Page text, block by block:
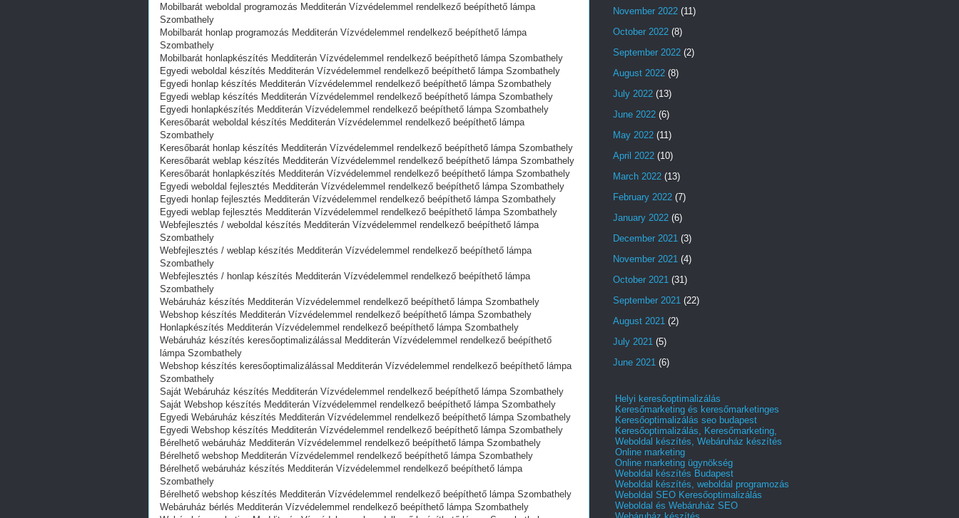
Mobilbarát weboldal programozás Medditerán Vízvédelemmel rendelkező beépíthető lámpa
Szombathely
Mobilbarát honlap programozás Medditerán Vízvédelemmel rendelkező beépíthető lámpa
Szombathely
Mobilbarát honlapkészítés Medditerán Vízvédelemmel rendelkező beépíthető lámpa Szombathely
Egyedi weboldal készítés Medditerán Vízvédelemmel rendelkező beépíthető lámpa Szombathely
Egyedi honlap készítés Medditerán Vízvédelemmel rendelkező beépíthető lámpa Szombathely
Egyedi weblap készítés Medditerán Vízvédelemmel rendelkező beépíthető lámpa Szombathely
Egyedi honlapkészítés Medditerán Vízvédelemmel rendelkező beépíthető lámpa Szombathely
Keresőbarát weboldal készítés Medditerán Vízvédelemmel rendelkező beépíthető lámpa
Szombathely
Keresőbarát honlap készítés Medditerán Vízvédelemmel rendelkező beépíthető lámpa Szombathely
Keresőbarát weblap készítés Medditerán Vízvédelemmel rendelkező beépíthető lámpa Szombathely
Keresőbarát honlapkészítés Medditerán Vízvédelemmel rendelkező beépíthető lámpa Szombathely
Egyedi weboldal fejlesztés Medditerán Vízvédelemmel rendelkező beépíthető lámpa Szombathely
Egyedi honlap fejlesztés Medditerán Vízvédelemmel rendelkező beépíthető lámpa Szombathely
Egyedi weblap fejlesztés Medditerán Vízvédelemmel rendelkező beépíthető lámpa Szombathely
Webfejlesztés / weboldal készítés Medditerán Vízvédelemmel rendelkező beépíthető lámpa
Szombathely
Webfejlesztés / weblap készítés Medditerán Vízvédelemmel rendelkező beépíthető lámpa
Szombathely
Webfejlesztés / honlap készítés Medditerán Vízvédelemmel rendelkező beépíthető lámpa
Szombathely
Webáruház készítés Medditerán Vízvédelemmel rendelkező beépíthető lámpa Szombathely
Webshop készítés Medditerán Vízvédelemmel rendelkező beépíthető lámpa Szombathely
Honlapkészítés Medditerán Vízvédelemmel rendelkező beépíthető lámpa Szombathely
Webáruház készítés keresőoptimalizálással Medditerán Vízvédelemmel rendelkező beépíthető
lámpa Szombathely
Webshop készítés keresőoptimalizálással Medditerán Vízvédelemmel rendelkező beépíthető lámpa
Szombathely
Saját Webáruház készítés Medditerán Vízvédelemmel rendelkező beépíthető lámpa Szombathely
Saját Webshop készítés Medditerán Vízvédelemmel rendelkező beépíthető lámpa Szombathely
Egyedi Webáruház készítés Medditerán Vízvédelemmel rendelkező beépíthető lámpa Szombathely
Egyedi Webshop készítés Medditerán Vízvédelemmel rendelkező beépíthető lámpa Szombathely
Bérelhető webáruház Medditerán Vízvédelemmel rendelkező beépíthető lámpa Szombathely
Bérelhető webshop Medditerán Vízvédelemmel rendelkező beépíthető lámpa Szombathely
Bérelhető webáruház készítés Medditerán Vízvédelemmel rendelkező beépíthető lámpa
Szombathely
Bérelhető webshop készítés Medditerán Vízvédelemmel rendelkező beépíthető lámpa Szombathely
Webáruház bérlés Medditerán Vízvédelemmel rendelkező beépíthető lámpa Szombathely
November 2022 (11)
October 2022 (8)
September 2022 (2)
August 2022 (8)
July 2022 (13)
June 2022 (6)
May 2022 (11)
April 2022 (10)
March 2022 (13)
February 2022 (7)
January 2022 (6)
December 2021 (3)
November 2021 (4)
October 2021 (31)
September 2021 (22)
August 2021 (2)
July 2021 (5)
June 2021 (6)
Helyi keresőoptimalizálás
Keresőmarketing és keresőmarketinges
Keresőoptimalizálás seo budapest
Keresőoptimalizálás, Keresőmarketing,
Weboldal készítés, Webáruház készítés
Online marketing
Online marketing ügynökség
Weboldal készítés Budapest
Weboldal készítés, weboldal programozás
Weboldal SEO Keresőoptimalizálás
Weboldal és Webáruház SEO
Webáruház készítés